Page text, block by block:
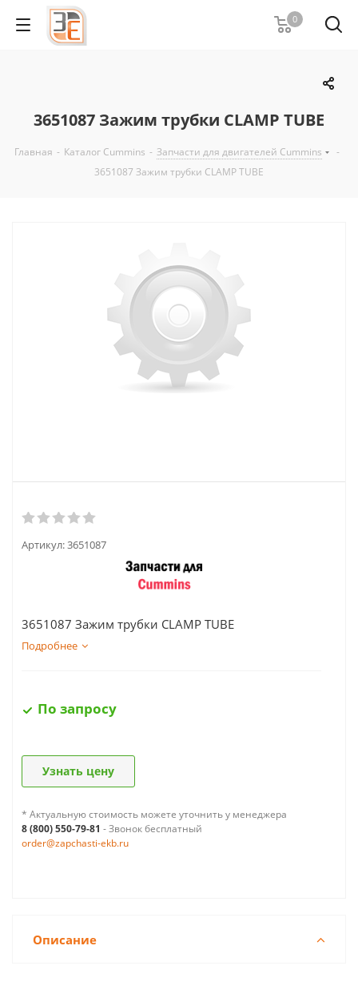
0
3651087 Зажим трубки CLAMP TUBE
Главная - Каталог Cummins - Запчасти для двигателей Cummins
-
3651087 Зажим трубки CLAMP TUBE
Артикул:3651087
3651087 Зажим трубки CLAMP TUBE
Подробнее
По запросу
Узнать цену
* Актуальную стоимость можете уточнить у менеджера
8 (800) 550-79-81 - Звонок бесплатный
order@zapchasti-ekb.ru
Описание